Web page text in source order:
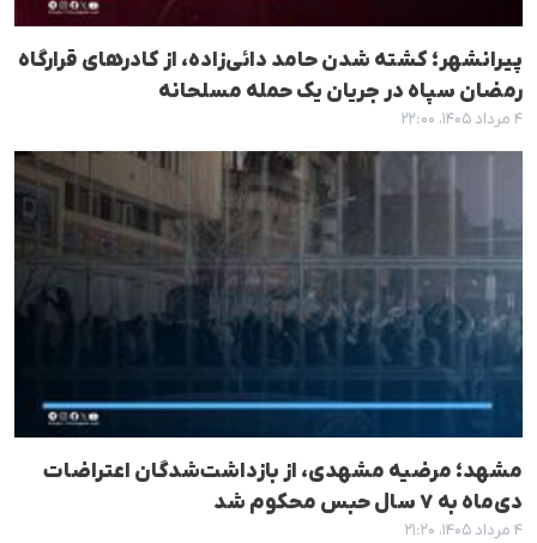
پیرانشهر؛ کشته شدن حامد دائی‌زاده، از کادرهای قرارگاه
رمضان سپاه در جریان یک حمله مسلحانه
۴ مرداد ۱۴۰۵، ۲۲:۰۰
مشهد؛ مرضیه مشهدی، از بازداشت‌شدگان اعتراضات
دی‌ماه به ۷ سال حبس محکوم شد
۴ مرداد ۱۴۰۵، ۲۱:۲۰